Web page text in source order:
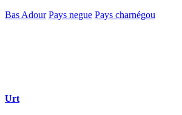
Bas Adour Pays negue Pays charnégou
Urt